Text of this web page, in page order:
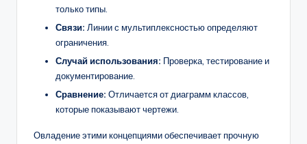
только типы.
Связи: Линии с мультиплексностью определяют
ограничения.
Случай использования: Проверка, тестирование и
документирование.
Сравнение: Отличается от диаграмм классов,
которые показывают чертежи.
Овладение этими концепциями обеспечивает прочную